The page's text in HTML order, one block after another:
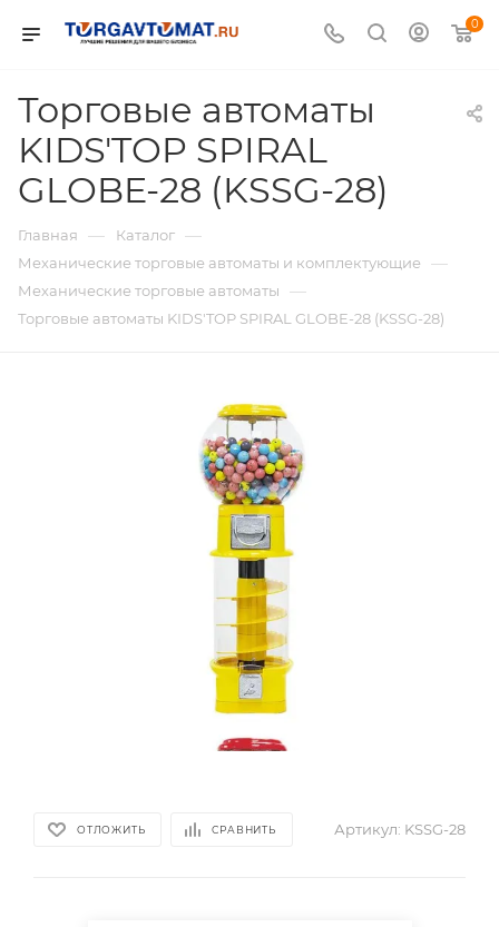
0
Торговые автоматы
KIDS'TOP SPIRAL
GLOBE-28 (KSSG-28)
Главная — Каталог —
Механические торговые автоматы и комплектующие —
Механические торговые автоматы —
Торговые автоматы KIDS'TOP SPIRAL GLOBE-28 (KSSG-28)
ОТЛОЖИТЬ СРАВНИТЬ Артикул: KSSG-28